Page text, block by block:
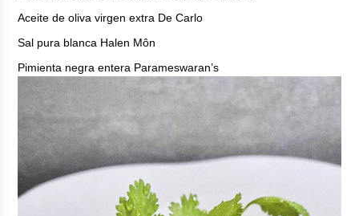
Aceite de oliva virgen extra De Carlo
Sal pura blanca Halen Môn
Pimienta negra entera Parameswaran’s